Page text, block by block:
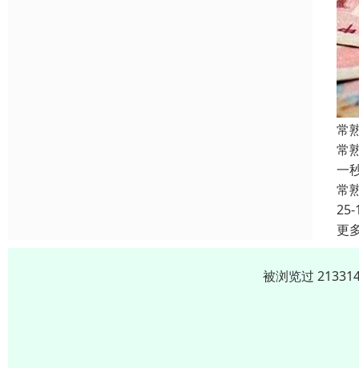
常
常
一
常
25-
更
被浏览过